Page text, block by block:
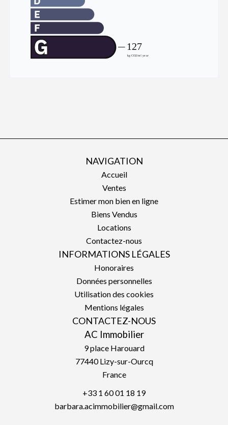
NAVIGATION
Accueil
Ventes
Estimer mon bien en ligne
Biens Vendus
Locations
Contactez-nous
INFORMATIONS LÉGALES
Honoraires
Données personnelles
Utilisation des cookies
Mentions légales
CONTACTEZ-NOUS
AC Immobilier
9 place Harouard
77440Lizy-sur-Ourcq
France
+33 1 60 01 18 19
barbara.acimmobilier@gmail.com